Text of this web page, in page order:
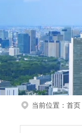
当前位置： 首页